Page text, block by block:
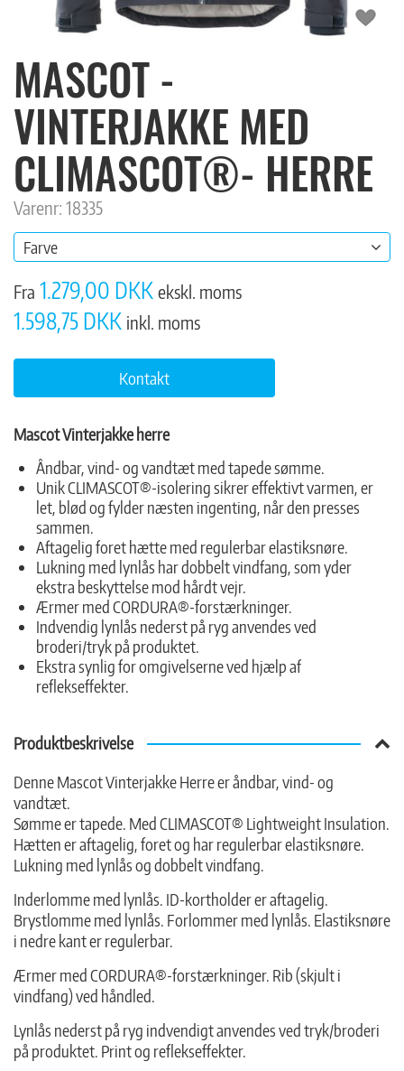
MASCOT -
VINTERJAKKE MED
CLIMASCOT®- HERRE
Varenr: 18335
Farve
Fra 1.279,00 DKK ekskl. moms
1.598,75 DKK inkl. moms
Kontakt
Mascot Vinterjakke herre
Åndbar, vind- og vandtæt med tapede sømme.
Unik CLIMASCOT®-isolering sikrer effektivt varmen, er
let, blød og fylder næsten ingenting, når den presses
sammen.
Aftagelig foret hætte med regulerbar elastiksnøre.
Lukning med lynlås har dobbelt vindfang, som yder
ekstra beskyttelse mod hårdt vejr.
Ærmer med CORDURA®-forstærkninger.
Indvendig lynlås nederst på ryg anvendes ved
broderi/tryk på produktet.
Ekstra synlig for omgivelserne ved hjælp af
reflekseffekter.
Produktbeskrivelse
Denne Mascot Vinterjakke Herre er åndbar, vind- og
vandtæt.
Sømme er tapede. Med CLIMASCOT® Lightweight Insulation.
Hætten er aftagelig, foret og har regulerbar elastiksnøre.
Lukning med lynlås og dobbelt vindfang.
Inderlomme med lynlås. ID-kortholder er aftagelig.
Brystlomme med lynlås. Forlommer med lynlås. Elastiksnøre
i nedre kant er regulerbar.
Ærmer med CORDURA®-forstærkninger. Rib (skjult i
vindfang) ved håndled.
Lynlås nederst på ryg indvendigt anvendes ved tryk/broderi
på produktet. Print og reflekseffekter.